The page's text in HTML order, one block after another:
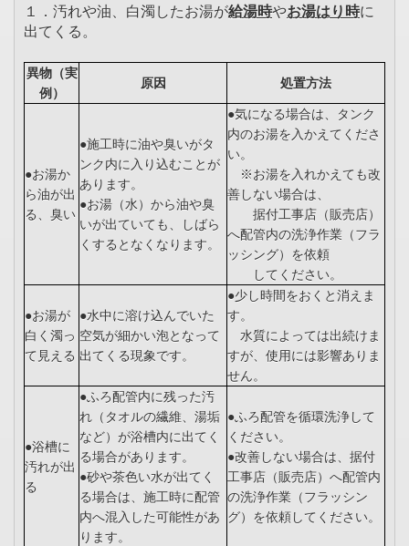
１．汚れや油、白濁したお湯が給湯時やお湯はり時に
出てくる。
異物（実
例）
原因 処置方法
●お湯か
ら油が出
る、臭い
●施工時に油や臭いがタ
ンク内に入り込むことが
あります。
●お湯（水）から油や臭
いが出ていても、しばら
くするとなくなります。
●気になる場合は、タンク
内のお湯を入かえてくださ
い。
※お湯を入れかえても改
善しない場合は、
据付工事店（販売店）
へ配管内の洗浄作業（フラ
ッシング）を依頼
してください。
●お湯が
白く濁っ
て見える
●水中に溶け込んでいた
空気が細かい泡となって
出てくる現象です。
●少し時間をおくと消えま
す。
水質によっては出続けま
すが、使用には影響ありま
せん。
●浴槽に
汚れが出
る
●ふろ配管内に残った汚
れ（タオルの繊維、湯垢
など）が浴槽内に出てく
る場合があります。
●砂や茶色い水が出てく
る場合は、施工時に配管
内へ混入した可能性があ
ります。
●ふろ配管を循環洗浄して
ください。
●改善しない場合は、据付
工事店（販売店）へ配管内
の洗浄作業（フラッシン
グ）を依頼してください。